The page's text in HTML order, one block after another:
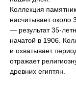
Коллекция
насчитывает около
— результат 35-
начатой в 1906.
и охватывает
отражает
древних египтян.